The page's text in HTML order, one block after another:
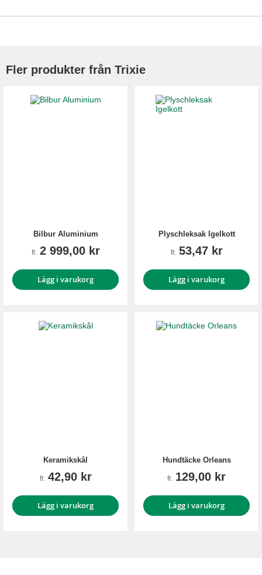
Fler produkter från Trixie
Bilbur Aluminium
fr. 2 999,00 kr
Lägg i varukorg
Plyschleksak Igelkott
fr. 53,47 kr
Lägg i varukorg
Keramikskål
fr. 42,90 kr
Lägg i varukorg
Hundtäcke Orleans
fr. 129,00 kr
Lägg i varukorg